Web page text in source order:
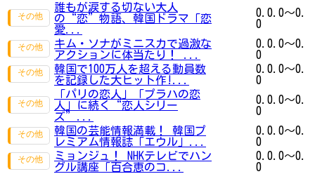
誰もが涙する切ない大人
の“恋”物語、韓国ドラマ「恋
愛...
0.0.0～0.
0
キム・ソナがミニスカで過激な
アクションに体当たり！ ...
0.0.0～0.
0
韓国で100万人を超える動員数
を記録した大ヒット作!...
0.0.0～0.
0
「パリの恋人」「プラハの恋
人」に続く“恋人シリー
ズ”...
0.0.0～0.
0
韓国の芸能情報満載！ 韓国プ
レミアム情報誌「エウル」...
0.0.0～0.
0
ミョンジュ！ NHKテレビでハン
グル講座「百合恵のコ...
0.0.0～0.
0